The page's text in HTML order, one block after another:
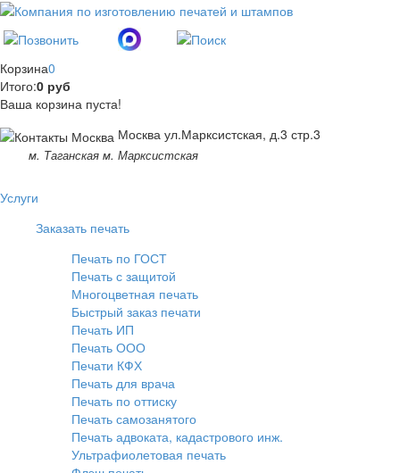
Корзина0
Итого:0 руб
Ваша корзина пуста!
Москва ул.Марксистская, д.3 стр.3
м. Таганская м. Марксистская
Услуги
Заказать печать
Печать по ГОСТ
Печать с защитой
Многоцветная печать
Быстрый заказ печати
Печать ИП
Печать ООО
Печати КФХ
Печать для врача
Печать по оттиску
Печать самозанятого
Печать адвоката, кадастрового инж.
Ультрафиолетовая печать